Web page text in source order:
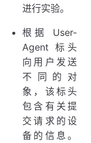
进行实验。
根据 User-
Agent 标头
向用户发送
不同的对
象，该标头
包含有关提
交请求的设
备的信息。